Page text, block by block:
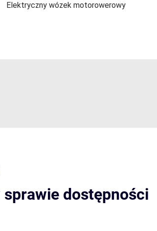
Elektryczny wózek motorowerowy
dostępności